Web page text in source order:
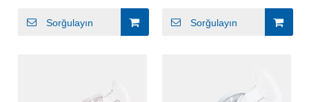
Sorğulayın Sorğulayın